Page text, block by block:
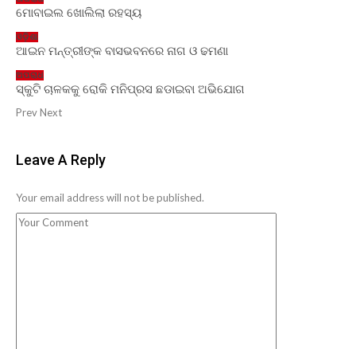
ମୋବାଇଲ ଖୋଲିଲା ରହସ୍ୟ
ଓଡ଼ିଶା
ଆଇନ ମନ୍ତ୍ରୀଙ୍କ ବାସଭବନରେ ନାଗ ଓ ଢମଣା
ଅପରାଧ
ସ୍କୁଟି ଚାଳକକୁ ରୋକି ମନିପ୍ରସ ଛଡାଇବା ଅଭିଯୋଗ
PrevNext
Leave A Reply
Your email address will not be published.